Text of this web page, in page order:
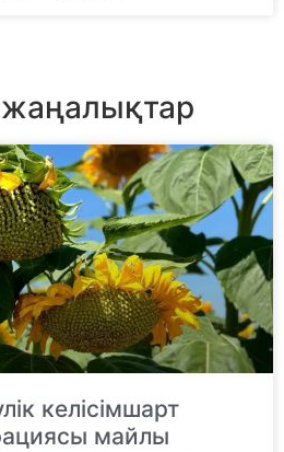
келісімшарт
майлы